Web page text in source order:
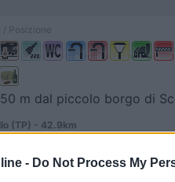
- Do Not Process My
m dal piccolo borgo di
(TP) - 42.9km